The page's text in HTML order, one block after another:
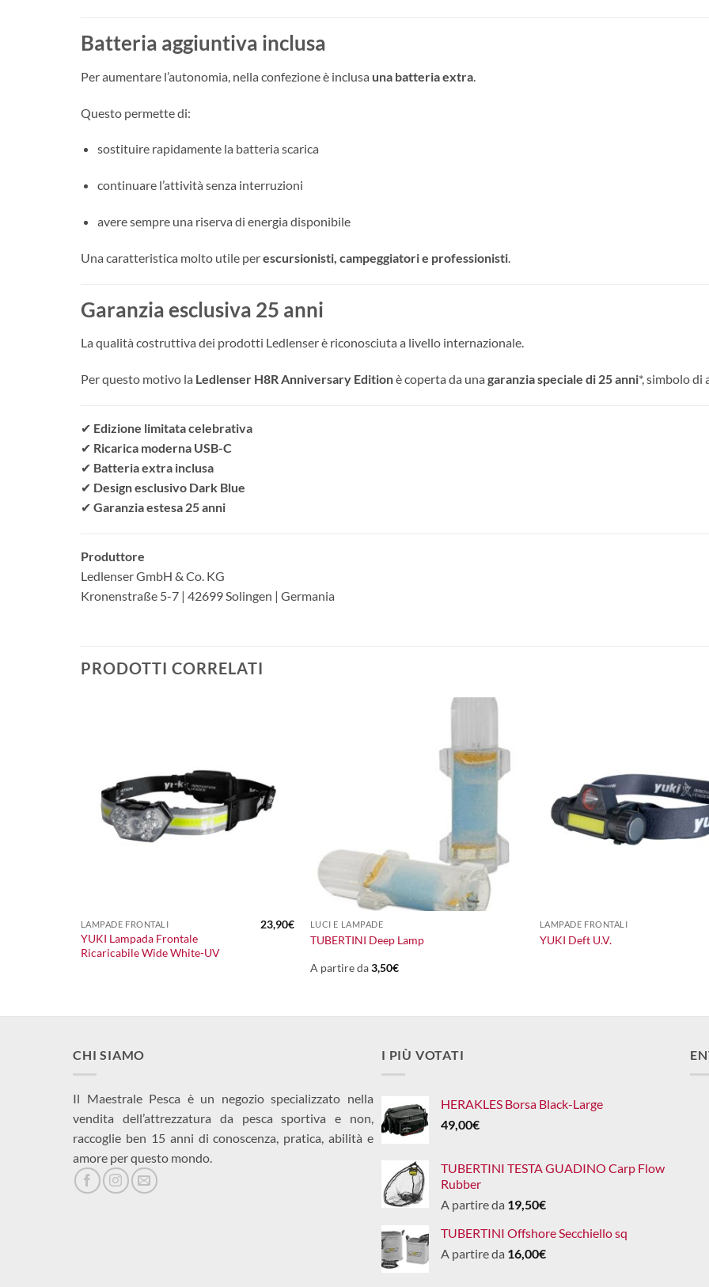
Batteria aggiuntiva inclusa
Per aumentare l’autonomia, nella confezione è inclusa una batteria extra
Questo permette di:
sostituire rapidamente la batteria scarica
continuare l’attività senza interruzioni
avere sempre una riserva di energia disponibile
Una caratteristica molto utile perescursionisti, campeggiatori e professionisti
Garanzia esclusiva 25 anni
La qualità costruttiva dei prodotti Ledlenser è riconosciuta a livello internazionale.
Per questo motivo la Ledlenser H8R Anniversary Editionè coperta da una garanzia speciale di 25 anni*, simbolo
✔ Edizione limitata celebrativa
✔ Ricarica moderna USB-C
✔ Batteria extra inclusa
✔ Design esclusivo Dark Blue
✔ Garanzia estesa 25 anni
Produttore
Ledlenser GmbH & Co. KG
Kronenstraße 5-7 | 42699 Solingen | Germania
PRODOTTI CORRELATI
LAMPADE FRONTALI
YUKI Lampada Frontale
Ricaricabile Wide White-UV
23,90€
+
LUCI E LAMPADE
TUBERTINI Deep Lamp
A partire da3,50€
LAMPADE FRONTALI
YUKI Deft U.V.
CHI SIAMO
Il Maestrale Pesca è un negozio specializzato nella
vendita dell’attrezzatura da pesca sportiva e non,
raccoglie ben 15 anni di conoscenza, pratica, abilità e
amore per questo mondo.
I PIÙ VOTATI
HERAKLES Borsa Black-Large
49,00€
TUBERTINI TESTA GUADINO Carp Flow
Rubber
A partire da 19,50€
TUBERTINI Offshore Secchiello sq
A partire da 16,00€